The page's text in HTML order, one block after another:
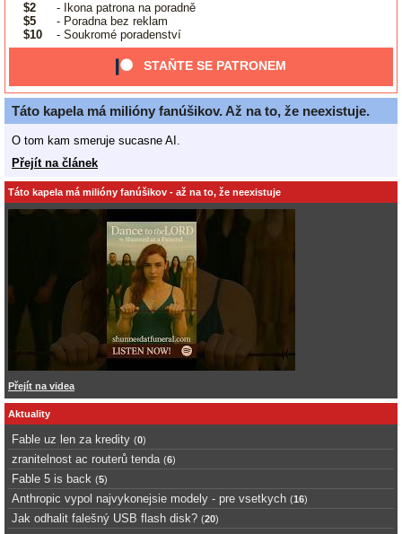
$2
- Ikona patrona na poradně
$5
- Poradna bez reklam
$10
- Soukromé poradenství
STAŇTE SE PATRONEM
Táto kapela má milióny fanúšikov. Až na to, že neexistuje.
O tom kam smeruje sucasne AI.
Přejít na článek
Táto kapela má milióny fanúšikov - až na to, že neexistuje
Přejít na videa
Aktuality
Fable uz len za kredity (0)
zranitelnost ac routerů tenda (6)
Fable 5 is back (5)
Anthropic vypol najvykonejsie modely - pre vsetkych (16)
Jak odhalit falešný USB flash disk? (20)